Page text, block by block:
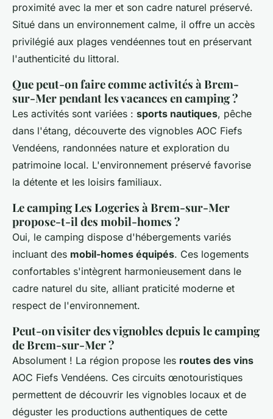
proximité avec la mer et son cadre naturel préservé.
Situé dans un environnement calme, il offre un accès
privilégié aux plages vendéennes tout en préservant
l'authenticité du littoral.
Que peut-on faire comme activités à Brem-
sur-Mer pendant les vacances en camping ?
Les activités sont variées : sports nautiques, pêche
dans l'étang, découverte des vignobles AOC Fiefs
Vendéens, randonnées nature et exploration du
patrimoine local. L'environnement préservé favorise
la détente et les loisirs familiaux.
Le camping Les Logeries à Brem-sur-Mer
propose-t-il des mobil-homes ?
Oui, le camping dispose d'hébergements variés
incluant des mobil-homes équipés. Ces logements
confortables s'intègrent harmonieusement dans le
cadre naturel du site, alliant praticité moderne et
respect de l'environnement.
Peut-on visiter des vignobles depuis le camping
de Brem-sur-Mer ?
Absolument ! La région propose les routes des vins
AOC Fiefs Vendéens. Ces circuits œnotouristiques
permettent de découvrir les vignobles locaux et de
déguster les productions authentiques de cette